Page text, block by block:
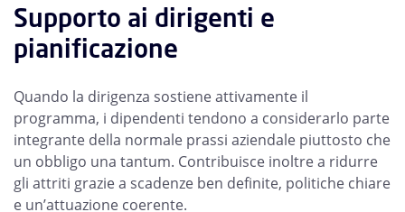
Supporto ai dirigenti e
pianificazione
Quando la dirigenza sostiene attivamente il
programma, i dipendenti tendono a considerarlo parte
integrante della normale prassi aziendale piuttosto che
un obbligo una tantum. Contribuisce inoltre a ridurre
gli attriti grazie a scadenze ben definite, politiche chiare
e un’attuazione coerente.